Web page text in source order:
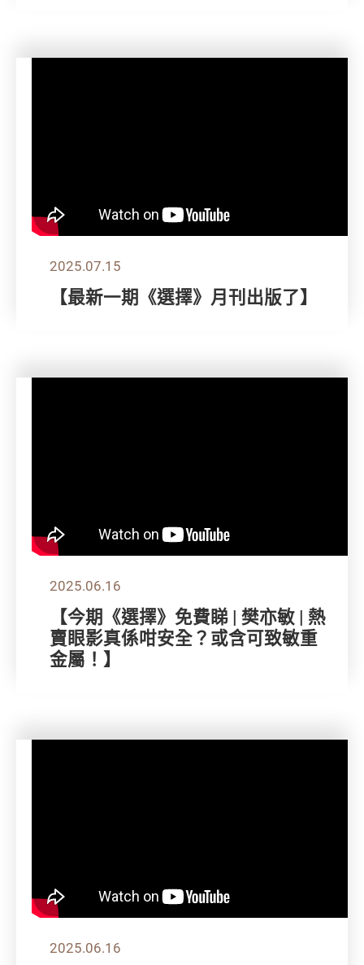
2025.07.15
【最新一期《選擇》月刊出版了】
2025.06.16
【今期《選擇》免費睇 | 樊亦敏 | 熱
賣眼影真係咁安全？或含可致敏重
金屬！】
2025.06.16